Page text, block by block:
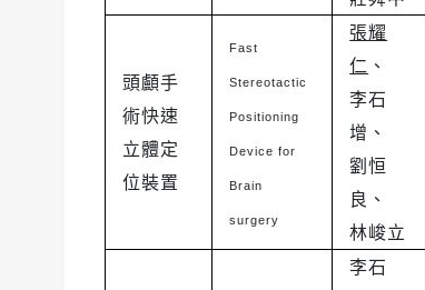
頭顱手
術快速
立體定
位裝置
Fast
Stereotactic
Positioning
Device for
Brain
surgery
張耀
仁 、
李石
增、
劉恒
良、
林峻立
李石